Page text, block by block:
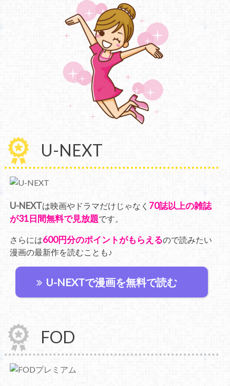
U-NEXT
U-NEXTは映画やドラマだけじゃなく 70誌以上の雑誌
が31日間無料で見放題です。
さらには600円分のポイントがもらえるので読みたい
漫画の最新作を読むことも♪
U-NEXTで漫画を無料で読む
FOD